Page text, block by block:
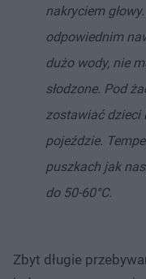
nakryciem
odpowiednim
dużo wody, nie
słodzone. Pod
zostawiać dzieci
pojeździe.
puszkach jak
do 50-60°C.
Zbyt długie